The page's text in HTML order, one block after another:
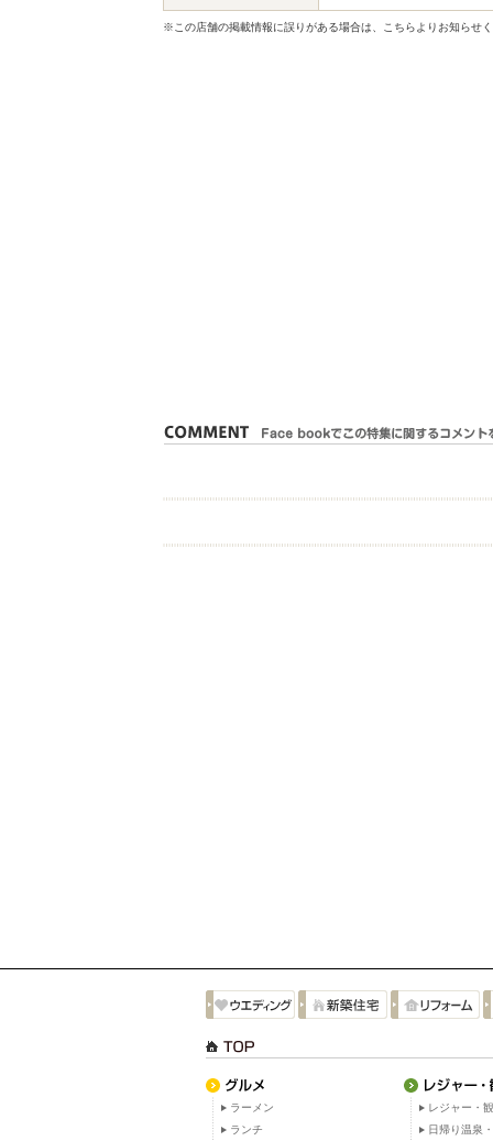
※この店舗の掲載情報に誤りがある場合は、こちらよりお知らせ
ラーメン
ランチ
レジャー・
日帰り温泉